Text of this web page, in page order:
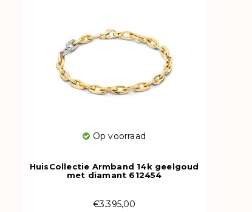
Op voorraad
HuisCollectie Armband 14k geelgoud
met diamant 612454
€3.395,00